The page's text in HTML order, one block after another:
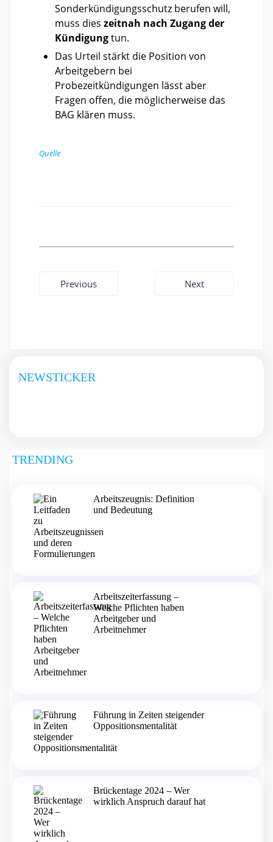
Sonderkündigungsschutz berufen will,
muss dies zeitnah nach Zugang der
Kündigungtun.
Das Urteil stärkt die Position von
Arbeitgebern bei
Probezeitkündigungen lässt aber
Fragen offen, die möglicherweise das
BAG klären muss.
Quelle
Beitragsnavigation
Previous Next
NEWSTICKER
TRENDING
Arbeitszeugnis: Definition
und Bedeutung
Arbeitszeiterfassung –
Welche Pflichten haben
Arbeitgeber und
Arbeitnehmer
Führung in Zeiten steigender
Oppositionsmentalität
Brückentage 2024 – Wer
wirklich Anspruch darauf hat